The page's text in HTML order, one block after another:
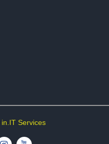
in.IT Services